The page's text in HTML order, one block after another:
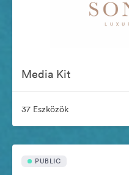
Media Kit
37 Eszközök
PUBLIC